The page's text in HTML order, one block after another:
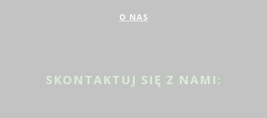
O NAS
SKONTAKTUJ SIĘ Z NAMI: